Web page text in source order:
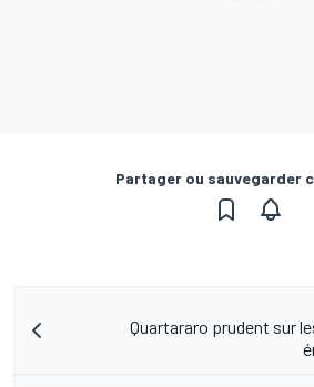
Partager ou sauvegarder
Quartararo prudent sur